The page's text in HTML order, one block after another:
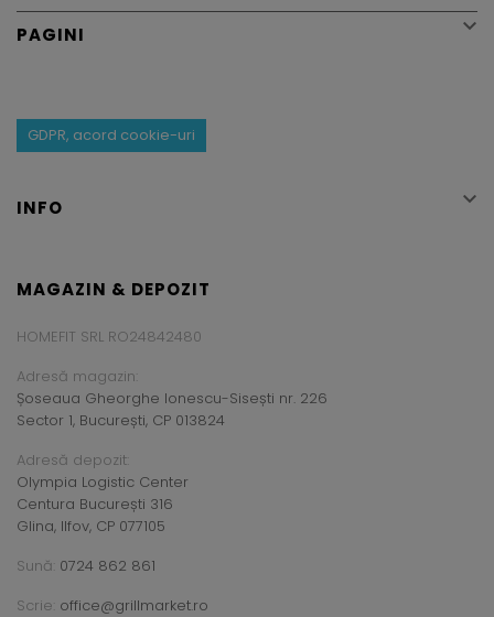
PAGINI 
GDPR, acord cookie-uri
INFO 
MAGAZIN & DEPOZIT
HOMEFIT SRL RO24842480
Adresă magazin:
Șoseaua Gheorghe Ionescu-Sisești nr. 226
Sector 1, București, CP 013824
Adresă depozit:
Olympia Logistic Center
Centura București 316
Glina, Ilfov, CP 077105
Sună: 0724 862 861
Scrie: office@grillmarket.ro